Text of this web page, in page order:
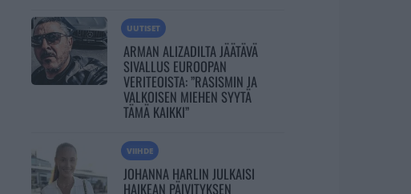
UUTISET
ARMAN ALIZADILTA JÄÄTÄVÄ
SIVALLUS EUROOPAN
VERITEOISTA: ”RASISMIN JA
VALKOISEN MIEHEN SYYTÄ
TÄMÄ KAIKKI”
VIIHDE
JOHANNA HARLIN JULKAISI
HAIKEAN PÄIVITYKSEN